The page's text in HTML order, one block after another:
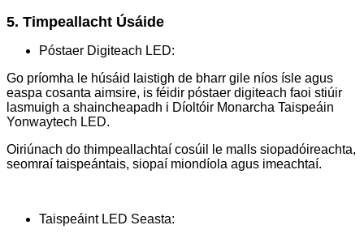
5. Timpeallacht Úsáide
Póstaer Digiteach LED:
Go príomha le húsáid laistigh de bharr gile níos ísle agus
easpa cosanta aimsire, is féidir póstaer digiteach faoi stiúir
lasmuigh a shaincheapadh i Díoltóir Monarcha Taispeáin
Yonwaytech LED.
Oiriúnach do thimpeallachtaí cosúil le malls siopadóireachta,
seomraí taispeántais, siopaí miondíola agus imeachtaí.
Taispeáint LED Seasta: